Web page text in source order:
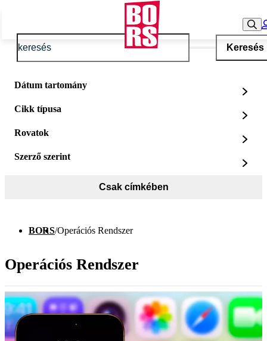
Keresés
Dátum tartomány
Cikk típusa
Rovatok
Szerző szerint
Csak címkében
BORS/Operációs Rendszer
Operációs Rendszer